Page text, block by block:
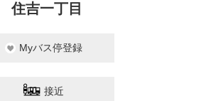
住吉一丁目
Myバス停登録
接近